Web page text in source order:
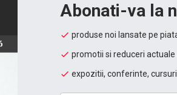
Abonati-va la
produse noi lansate pe
promotii si reduceri
expozitii, conferinte, cursuri